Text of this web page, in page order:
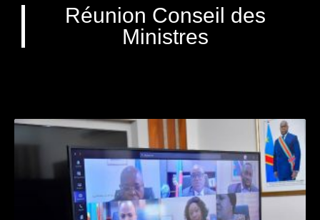
Réunion Conseil des
Ministres